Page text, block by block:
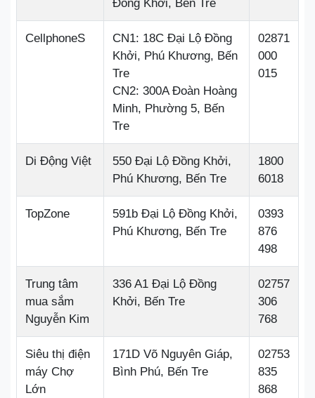
Đồng Khởi, Bến Tre
CellphoneS
CN1: 18C Đại Lộ Đồng
Khởi, Phú Khương, Bến
Tre
CN2: 300A Đoàn Hoàng
Minh, Phường 5, Bến
Tre
02871
000
015
Di Động Việt
550 Đại Lộ Đồng Khởi,
Phú Khương, Bến Tre
1800
6018
TopZone
591b Đại Lộ Đồng Khởi,
Phú Khương, Bến Tre
0393
876
498
Trung tâm
mua sắm
Nguyễn Kim
336 A1 Đại Lộ Đồng
Khởi, Bến Tre
02757
306
768
Siêu thị điện
máy Chợ
Lớn
171D Võ Nguyên Giáp,
Bình Phú, Bến Tre
02753
835
868